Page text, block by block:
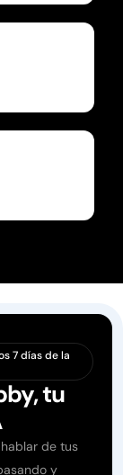
7 días de la
tu
de tus
y